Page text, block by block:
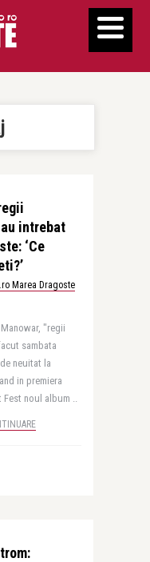
intrebat
‘Ce
Marea Dragoste
"regii
sambata
neuitat la
in premiera
Fest noul album ..